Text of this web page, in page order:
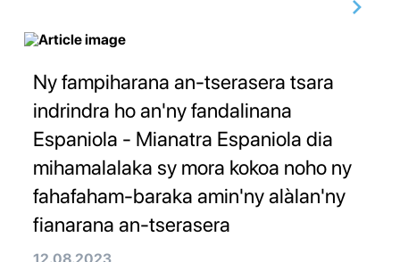
Ny fampiharana an-tserasera tsara
indrindra ho an'ny fandalinana
Espaniola - Mianatra Espaniola dia
mihamalalaka sy mora kokoa noho ny
fahafaham-baraka amin'ny alàlan'ny
fianarana an-tserasera